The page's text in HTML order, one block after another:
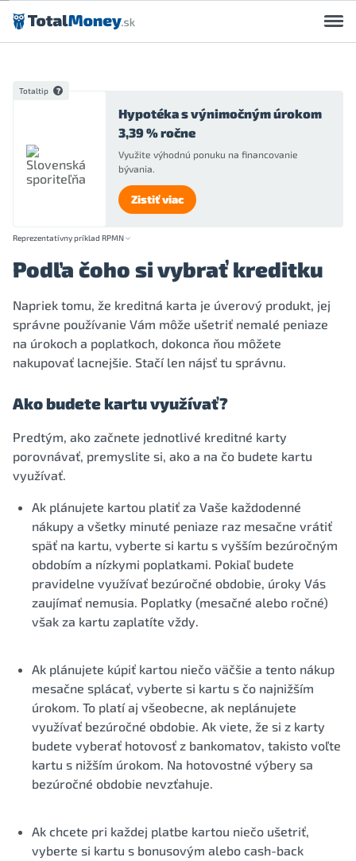
Preskočiť na obsah
Totaltip
Hypotéka s výnimočným úrokom
3,39 % ročne
Využite výhodnú ponuku na financovanie
bývania.
Zistiť viac
Reprezentatívny príklad RPMN
Podľa čoho si vybrať kreditku
Napriek tomu, že kreditná karta je úverový produkt, jej
správne používanie Vám môže ušetriť nemalé peniaze
na úrokoch a poplatkoch, dokonca ňou môžete
nakupovať lacnejšie. Stačí len nájsť tu správnu.
Ako budete kartu využívať?
Predtým, ako začnete jednotlivé kreditné karty
porovnávať, premyslite si, ako a na čo budete kartu
využívať.
Ak plánujete kartou platiť za Vaše každodenné
nákupy a všetky minuté peniaze raz mesačne vrátiť
späť na kartu, vyberte si kartu s vyšším bezúročným
obdobím a nízkymi poplatkami. Pokiaľ budete
pravidelne využívať bezúročné obdobie, úroky Vás
zaujímať nemusia. Poplatky (mesačné alebo ročné)
však za kartu zaplatíte vždy.
Ak plánujete kúpiť kartou niečo väčšie a tento nákup
mesačne splácať, vyberte si kartu s čo najnižším
úrokom. To platí aj všeobecne, ak neplánujete
využívať bezúročné obdobie. Ak viete, že si z karty
budete vyberať hotovosť z bankomatov, takisto voľte
kartu s nižším úrokom. Na hotovostné výbery sa
bezúročné obdobie nevzťahuje.
Ak chcete pri každej platbe kartou niečo ušetriť,
vyberte si kartu s bonusovým alebo cash-back